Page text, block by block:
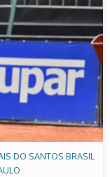
DO SANTOS BRASIL